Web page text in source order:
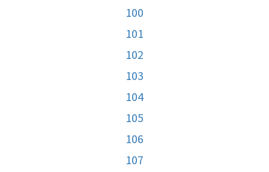
100
101
102
103
104
105
106
107